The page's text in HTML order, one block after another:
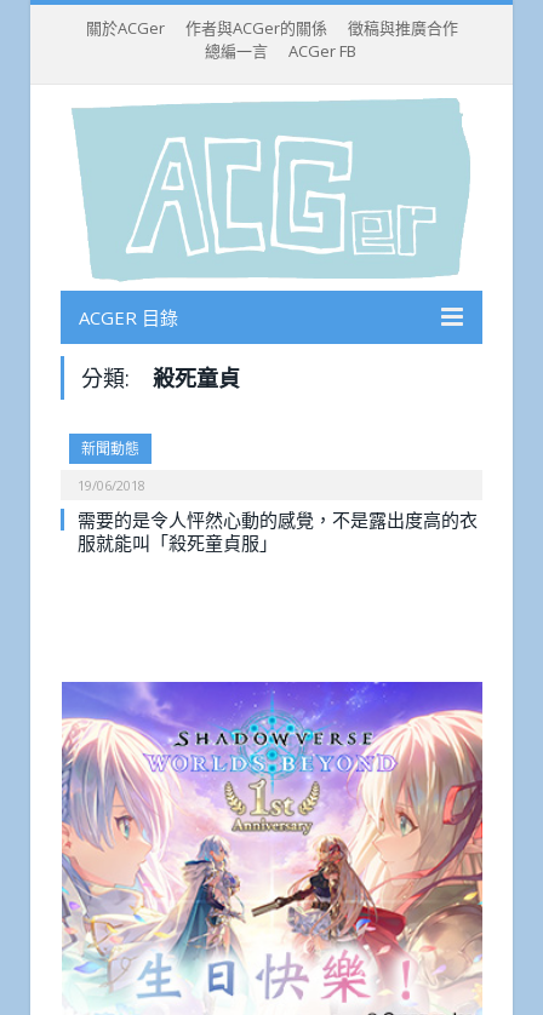
關於ACGer 作者與ACGer的關係
徵稿與推廣合作
總編一言
ACGer FB
ACGER 目錄
分類: 殺死童貞
新聞動態
19/06/2018
需要的是令人怦然心動的感覺，不是露出度高的衣
服就能叫「殺死童貞服」